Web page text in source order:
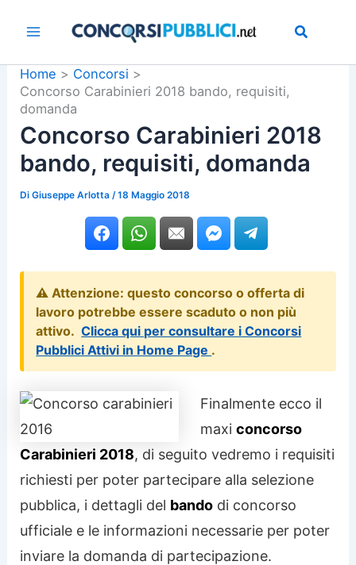
Home
Concorsi
Concorso Carabinieri 2018 bando, requisiti,
domanda
Concorso Carabinieri 2018
bando, requisiti, domanda
DiGiuseppe Arlotta /18 Maggio 2018
⚠️ Attenzione: questo concorso o offerta di
lavoro potrebbe essere scaduto o non più
attivo. Clicca qui per consultare i Concorsi
Pubblici Attivi in Home Page .
Finalmente ecco il
maxiconcorso
Carabinieri 2018, di seguito vedremo i requisiti
richiesti per poter partecipare alla selezione
pubblica, i dettagli del bando di concorso
ufficiale e le informazioni necessarie per poter
inviare la domanda di partecipazione.